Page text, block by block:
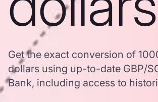
Get the exact conversion of
dollars using up-to-date GBP/
Bank, including access to